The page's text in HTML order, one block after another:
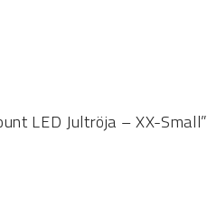
LED Jultröja – XX-Small”